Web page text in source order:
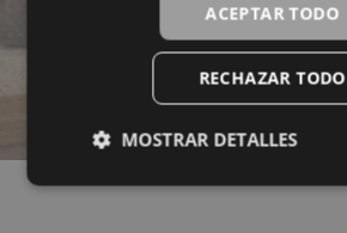
ACEPTAR TODO
RECHAZAR TODO
MOSTRAR DETALLES